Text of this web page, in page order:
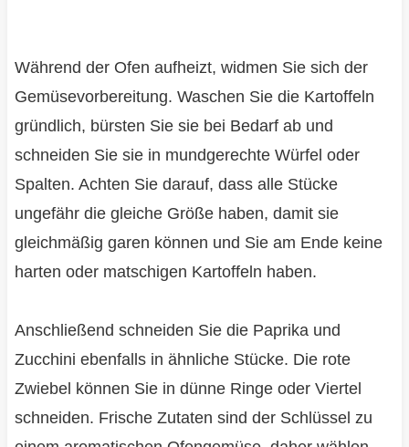
Während der Ofen aufheizt, widmen Sie sich der
Gemüsevorbereitung. Waschen Sie die Kartoffeln
gründlich, bürsten Sie sie bei Bedarf ab und
schneiden Sie sie in mundgerechte Würfel oder
Spalten. Achten Sie darauf, dass alle Stücke
ungefähr die gleiche Größe haben, damit sie
gleichmäßig garen können und Sie am Ende keine
harten oder matschigen Kartoffeln haben.
Anschließend schneiden Sie die Paprika und
Zucchini ebenfalls in ähnliche Stücke. Die rote
Zwiebel können Sie in dünne Ringe oder Viertel
schneiden. Frische Zutaten sind der Schlüssel zu